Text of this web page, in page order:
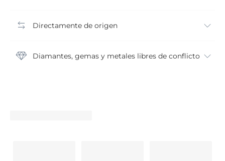
Directamente de origen
Diamantes, gemas y metales libres de conflicto